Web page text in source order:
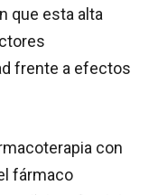
que esta alta
frente a efectos
con
fármaco